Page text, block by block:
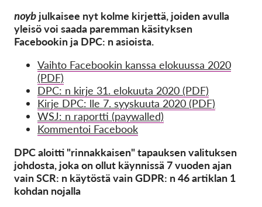
noyb julkaisee nyt kolme kirjettä, joiden avulla
yleisö voi saada paremman käsityksen
Facebookin ja DPC: n asioista.
Vaihto Facebookin kanssa elokuussa 2020
(PDF)
DPC: n kirje 31. elokuuta 2020 (PDF)
Kirje DPC: lle 7. syyskuuta 2020 (PDF)
WSJ: n raportti (paywalled)
Kommentoi Facebook
DPC aloitti "rinnakkaisen" tapauksen valituksen
johdosta, joka on ollut käynnissä 7 vuoden ajan
vain SCR: n käytöstä vain GDPR: n 46 artiklan 1
kohdan nojalla